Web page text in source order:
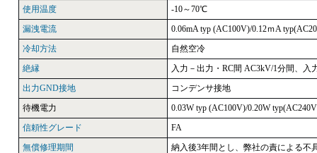
使用温度
-10～70℃
漏洩電流
0.06mA typ (AC100V)/0.12ｍA
冷却方法
自然空冷
絶縁
入力－出力・RC間 AC3kV/1分間、入
出力GND接地
コンデンサ接地
待機電力
0.03W typ (AC100V)/0.20W
信頼性グレード
FA
無償修理期間
納入後3年間とし、弊社の責による不